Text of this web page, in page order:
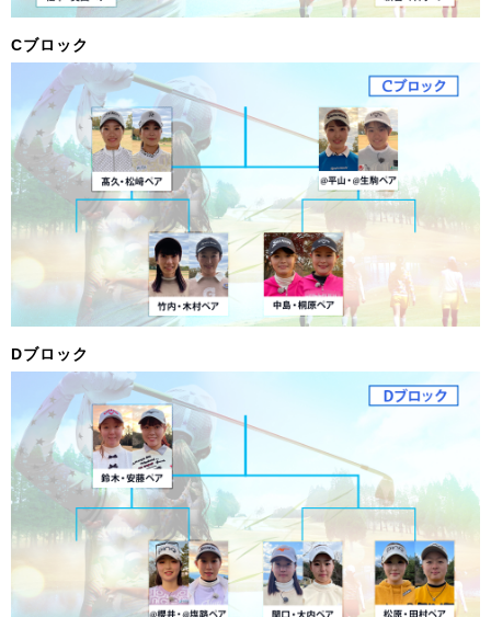
Cブロック
Dブロック